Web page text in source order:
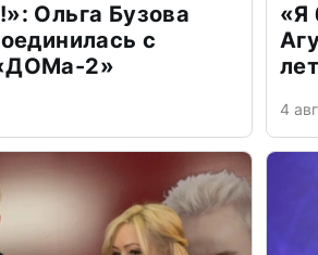
Ольга Бузова
с
2»
«Я
4